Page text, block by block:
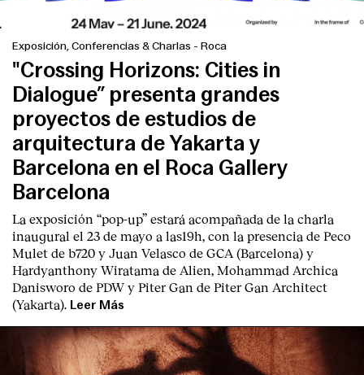
Exposición, Conferencias & Charlas - Roca
"Crossing Horizons: Cities in
Dialogue” presenta grandes
proyectos de estudios de
arquitectura de Yakarta y
Barcelona en el Roca Gallery
Barcelona
La exposición “pop-up” estará acompañada de la charla
inaugural el 23 de mayo a las19h, con la presencia de Peco
Mulet de b720 y Juan Velasco de GCA (Barcelona) y
Hardyanthony Wiratama de Alien, Mohammad Archica
Danisworo de PDW y Piter Gan de Piter Gan Architect
(Yakarta). Leer Más